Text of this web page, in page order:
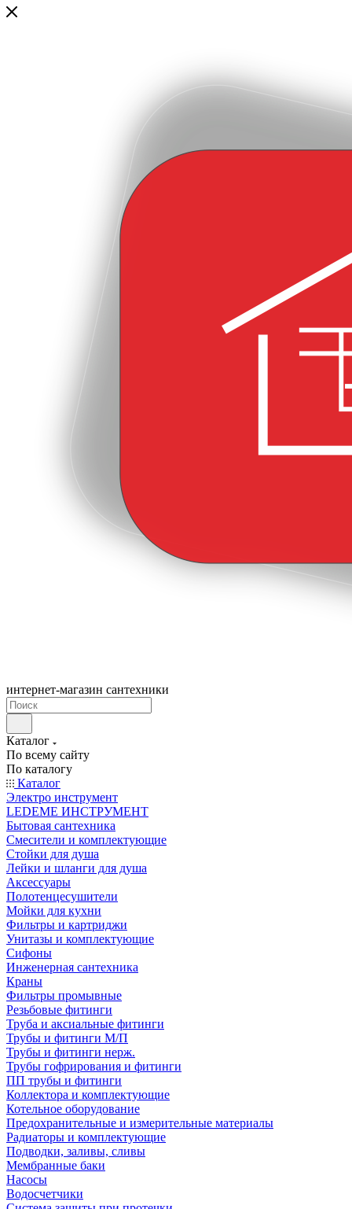
интернет-магазин сантехники
Каталог
По всему сайту
По каталогу
Каталог
Электро инструмент
LEDEME ИНСТРУМЕНТ
Бытовая сантехника
Смесители и комплектующие
Стойки для душа
Лейки и шланги для душа
Аксессуары
Полотенцесушители
Мойки для кухни
Фильтры и картриджи
Унитазы и комплектующие
Сифоны
Инженерная сантехника
Краны
Фильтры промывные
Резьбовые фитинги
Труба и аксиальные фитинги
Трубы и фитинги М/П
Трубы и фитинги нерж.
Трубы гофрирования и фитинги
ПП трубы и фитинги
Коллектора и комплектующие
Котельное оборудование
Предохранительные и измерительные материалы
Радиаторы и комплектующие
Подводки, заливы, сливы
Мембранные баки
Насосы
Водосчетчики